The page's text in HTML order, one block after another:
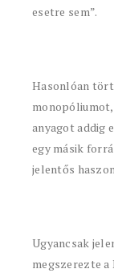
esetre sem”.
Hasonlóan
monopóliumot,
anyagot addig
egy másik
jelentős
Ugyancsak
megszerezte